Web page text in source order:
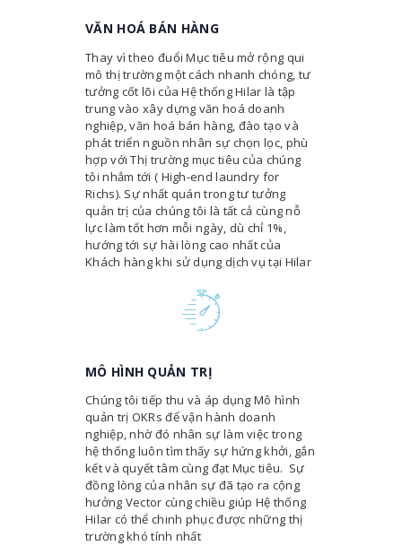
VĂN HOÁ BÁN HÀNG
Thay vì theo đuổi Mục tiêu mở rộng qui
mô thị trường một cách nhanh chóng, tư
tưởng cốt lõi của Hệ thống Hilar là tập
trung vào xây dựng văn hoá doanh
nghiệp, văn hoá bán hàng, đào tạo và
phát triển nguồn nhân sự chọn lọc, phù
hợp với Thị trường mục tiêu của chúng
tôi nhắm tới ( High-end laundry for
Richs). Sự nhất quán trong tư tưởng
quản trị của chúng tôi là tất cả cùng nỗ
lực làm tốt hơn mỗi ngày, dù chỉ 1%,
hướng tới sự hài lòng cao nhất của
Khách hàng khi sử dụng dịch vụ tại Hilar
MÔ HÌNH QUẢN TRỊ
Chúng tôi tiếp thu và áp dụng Mô hình
quản trị OKRs để vận hành doanh
nghiệp, nhờ đó nhân sự làm việc trong
hệ thống luôn tìm thấy sự hứng khởi, gắn
kết và quyết tâm cùng đạt Mục tiêu. Sự
đồng lòng của nhân sự đã tạo ra cộng
hưởng Vector cùng chiều giúp Hệ thống
Hilar có thể chinh phục được những thị
trường khó tính nhất